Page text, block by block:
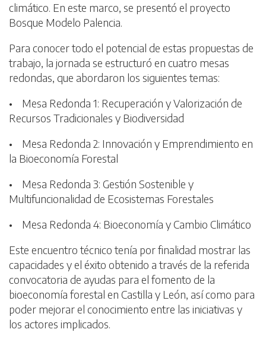
climático. En este marco, se presentó el proyecto
Bosque Modelo Palencia.
Para conocer todo el potencial de estas propuestas de
trabajo, la jornada se estructuró en cuatro mesas
redondas, que abordaron los siguientes temas:
• Mesa Redonda 1: Recuperación y Valorización de
Recursos Tradicionales y Biodiversidad
• Mesa Redonda 2: Innovación y Emprendimiento en
la Bioeconomía Forestal
• Mesa Redonda 3: Gestión Sostenible y
Multifuncionalidad de Ecosistemas Forestales
• Mesa Redonda 4: Bioeconomía y Cambio Climático
Este encuentro técnico tenía por finalidad mostrar las
capacidades y el éxito obtenido a través de la referida
convocatoria de ayudas para el fomento de la
bioeconomía forestal en Castilla y León, así como para
poder mejorar el conocimiento entre las iniciativas y
los actores implicados.